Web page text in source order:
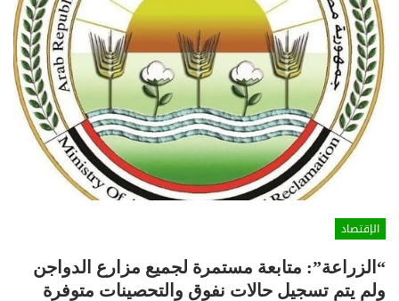
الإقتصاد
“الزراعة”: متابعة مستمرة لجميع مزارع الدواجن
ولم يتم تسجيل حالات نفوق والتحصينات متوفرة